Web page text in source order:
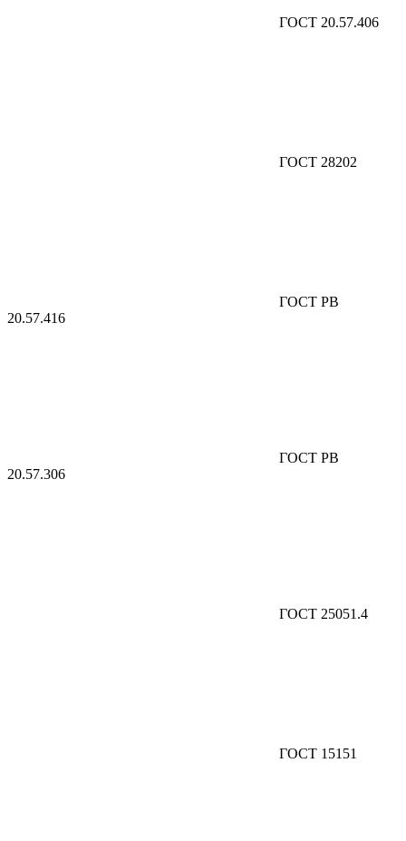
ГОСТ 20.57.406
ГОСТ 28202
ГОСТ РВ
20.57.416
ГОСТ РВ
20.57.306
ГОСТ 25051.4
ГОСТ 15151